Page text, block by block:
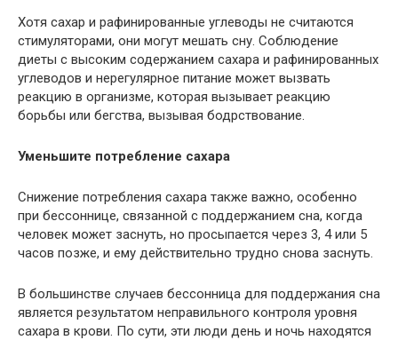
Хотя сахар и рафинированные углеводы не считаются
стимуляторами, они могут мешать сну. Соблюдение
диеты с высоким содержанием сахара и рафинированных
углеводов и нерегулярное питание может вызвать
реакцию в организме, которая вызывает реакцию
борьбы или бегства, вызывая бодрствование.
Уменьшите потребление сахара
Снижение потребления сахара также важно, особенно
при бессоннице, связанной с поддержанием сна, когда
человек может заснуть, но просыпается через 3, 4 или 5
часов позже, и ему действительно трудно снова заснуть.
В большинстве случаев бессонница для поддержания сна
является результатом неправильного контроля уровня
сахара в крови. По сути, эти люди день и ночь находятся